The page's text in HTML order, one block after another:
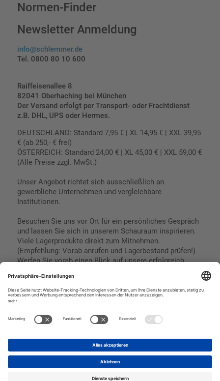
Normen-Finder
Newsletter Anmeldung
info@schlemmer.de
Tel. 0800 80 10 600
Raiffeisenallee 8
82041 Oberhaching bei München
Der Versand erfolgt per Transport- oder Frachtdienst
z.B. DHL, UPS oder Hermes.
DEUTSCHLAND: Standard 7,95 € | XL 14,95 € | XXL 39,95
€ (ab 250,- € frei)
ÖSTERREICH: Standard 24,00 € | XL 45,00 € | XXL 59,00 €
(Alle Preise zzgl. MwSt.)
Unser Angebot richtet sich ausschließlich an
gewerbliche Unternehmen und vergleichbare
Institutionen.
Besuchen Sie uns vor Ort für ein persönliches Gespräch
und lassen Sie sich in unserem Schauraum inspirieren.
Viele Lagerprodukte direkt zum Mitnehmen.
(Empfehlung: Vorab anrufen und Lagerbestand prüfen!)
Werfen Sie vorab einen Blick auf unsere erfolgreich
Impressum
Datenschutz
SEPA Lastschrift
Kreditkarte
Rechnungskauf